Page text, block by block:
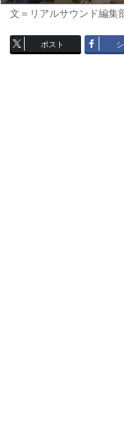
文＝リアルサウンド編集
ポスト